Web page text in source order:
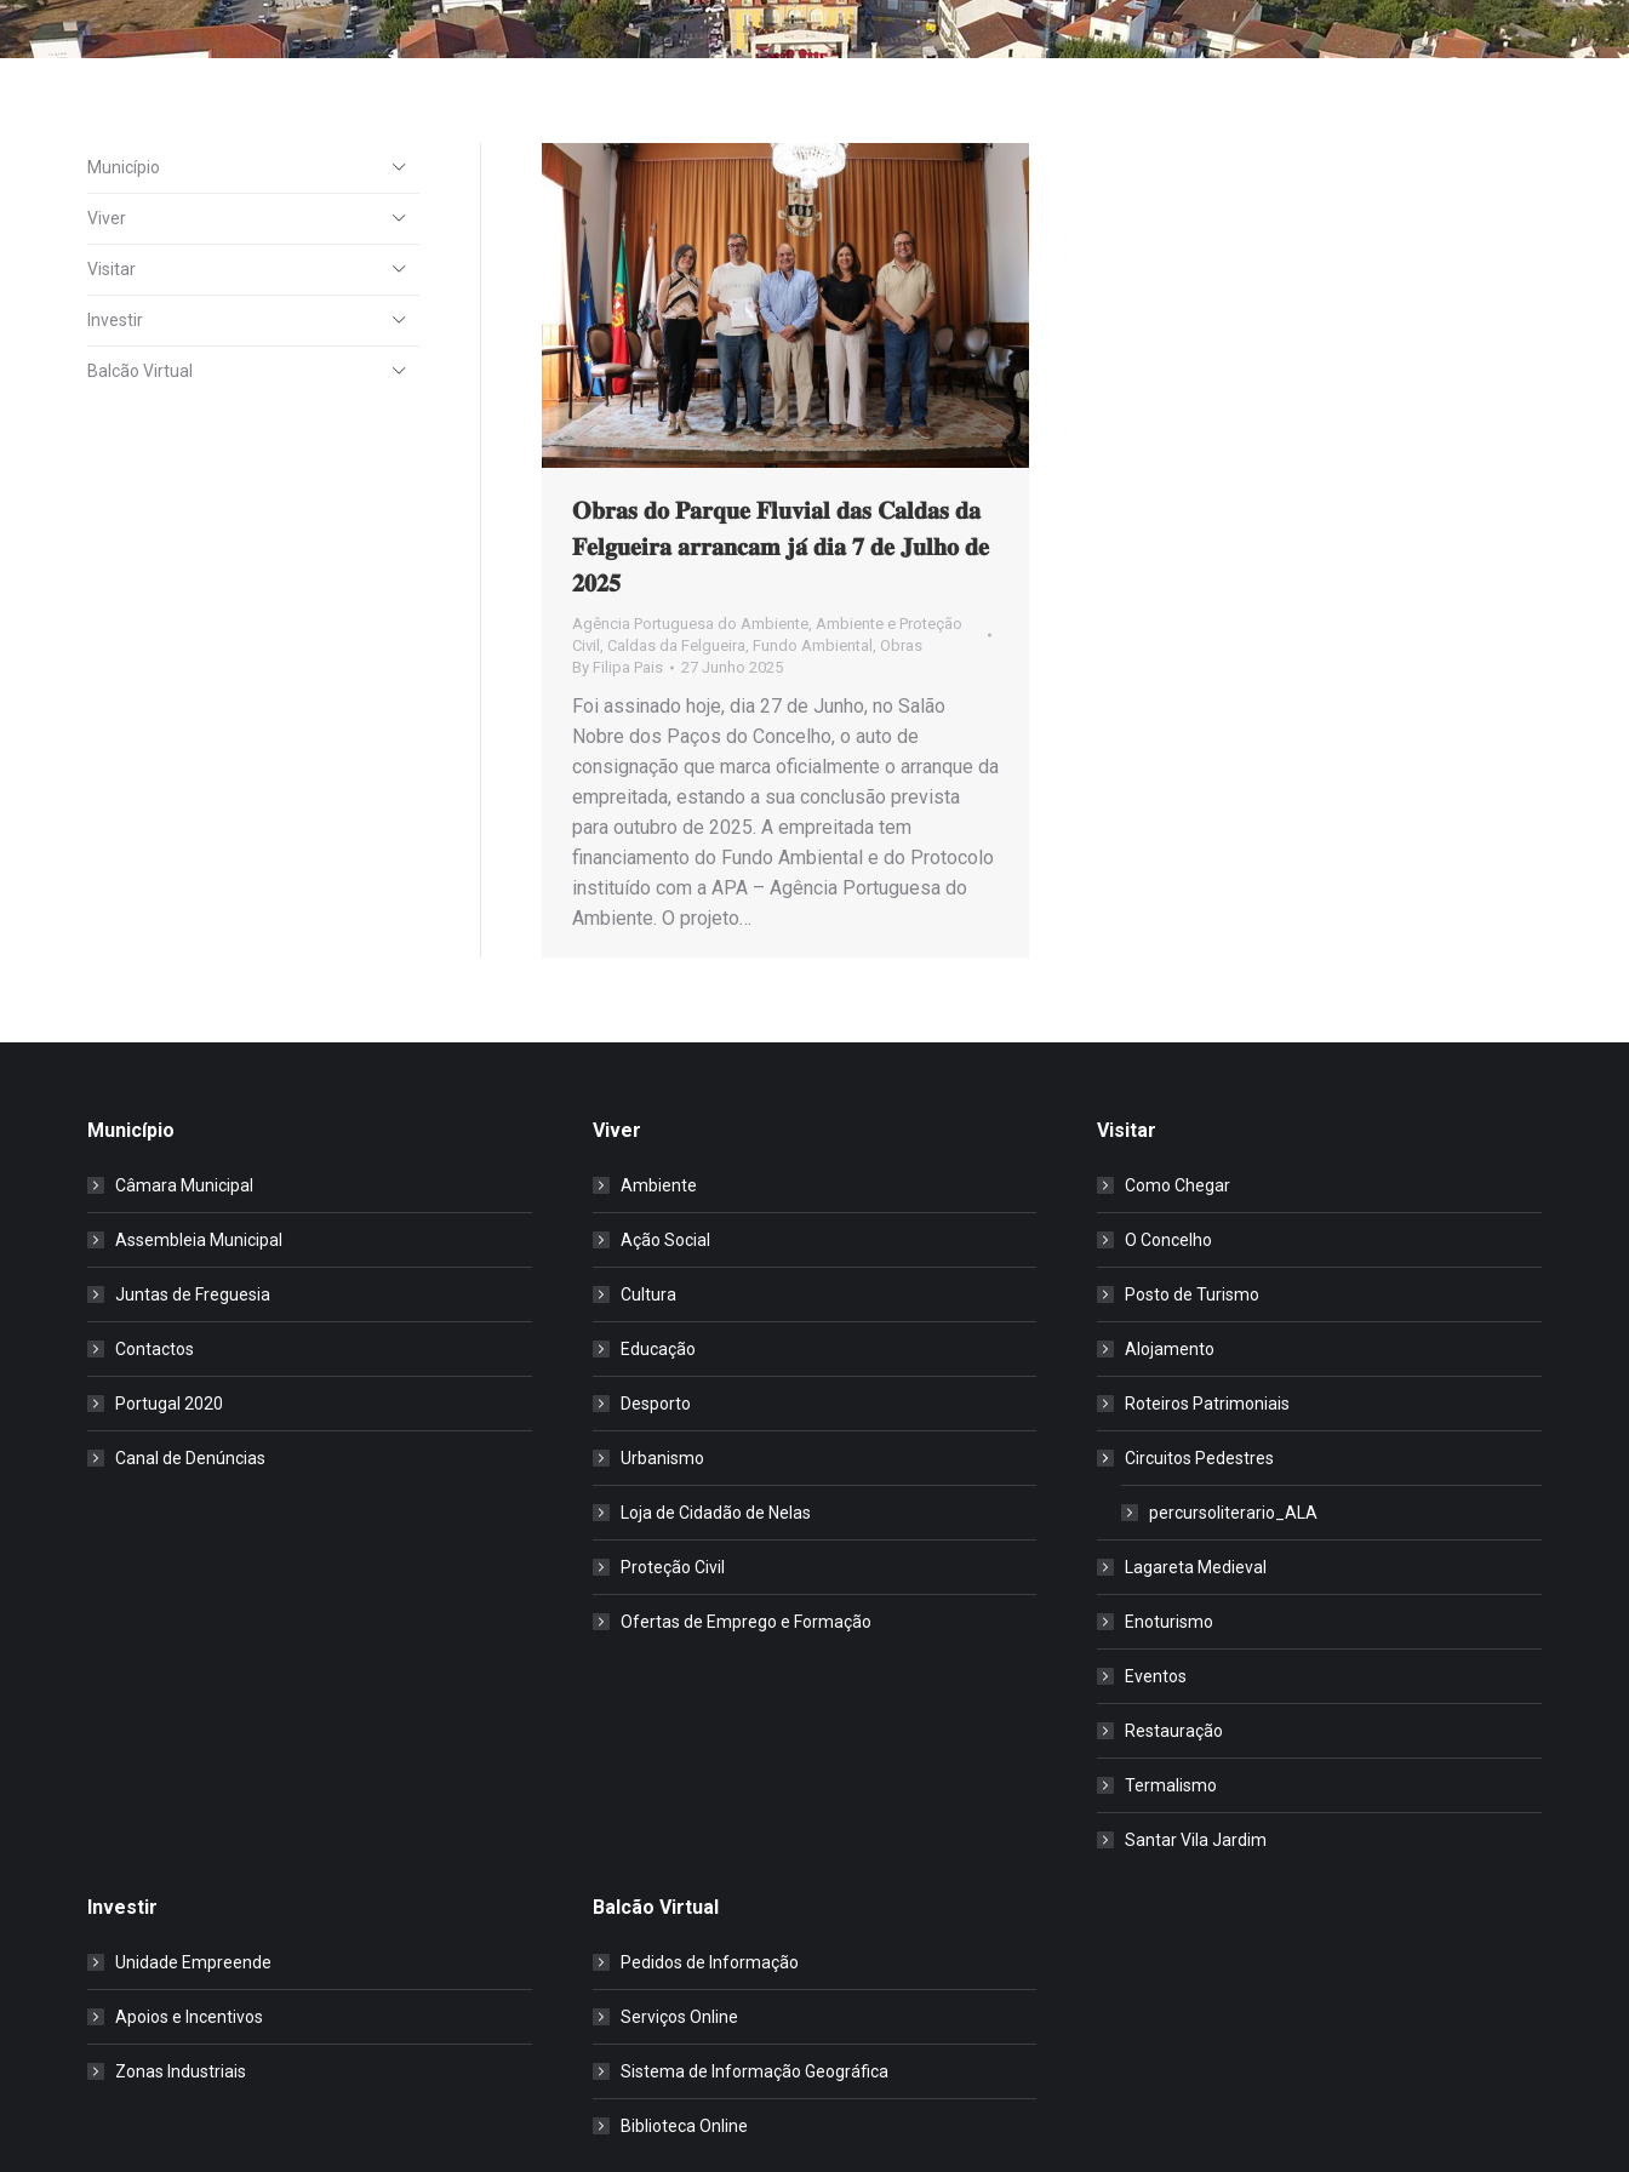
𝐎𝐛𝐫𝐚𝐬 𝐝𝐨 𝐏𝐚𝐫𝐪𝐮𝐞 𝐅𝐥𝐮𝐯𝐢𝐚𝐥 𝐝𝐚𝐬 𝐂𝐚𝐥𝐝𝐚𝐬 𝐝𝐚
𝐅𝐞𝐥𝐠𝐮𝐞𝐢𝐫𝐚 𝐚𝐫𝐫𝐚𝐧𝐜𝐚𝐦 𝐣𝐚́ 𝐝𝐢𝐚 𝟕 𝐝𝐞 𝐉𝐮𝐥𝐡𝐨 𝐝𝐞
𝟐𝟎𝟐𝟓
Agência Portuguesa do Ambiente Ambiente e Proteção
Civil
Caldas da Felgueira Fundo Ambiental
Obras
By Filipa Pais 27 Junho 2025
Foi assinado hoje, dia 27 de Junho, no Salão
Nobre dos Paços do Concelho, o auto de
consignação que marca oficialmente o arranque da
empreitada, estando a sua conclusão prevista
para outubro de 2025. A empreitada tem
financiamento do Fundo Ambiental e do Protocolo
instituído com a APA – Agência Portuguesa do
Ambiente. O projeto…
Município
Viver
Visitar
Investir
Balcão Virtual
Município
Câmara Municipal
Assembleia Municipal
Juntas de Freguesia
Contactos
Portugal 2020
Canal de Denúncias
Viver
Ambiente
Ação Social
Cultura
Educação
Desporto
Urbanismo
Loja de Cidadão de Nelas
Proteção Civil
Ofertas de Emprego e Formação
Visitar
Como Chegar
O Concelho
Posto de Turismo
Alojamento
Roteiros Patrimoniais
Circuitos Pedestres
percursoliterario_ALA
Lagareta Medieval
Enoturismo
Eventos
Restauração
Termalismo
Santar Vila Jardim
Investir
Unidade Empreende
Apoios e Incentivos
Zonas Industriais
Balcão Virtual
Pedidos de Informação
Serviços Online
Sistema de Informação Geográfica
Biblioteca Online